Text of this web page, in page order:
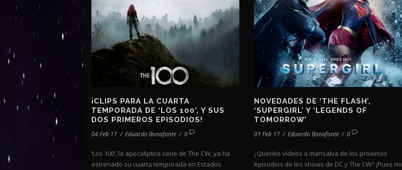
¡CLIPS PARA LA CUARTA
TEMPORADA DE ‘LOS 100’, Y SUS
DOS PRIMEROS EPISODIOS!
04 Feb 17 / Eduardo Bonafonte / 0
‘Los 100’, la apocalíptica serie de The CW, ya ha
estrenado su cuarta temporada en Estados
NOVEDADES DE ‘THE FLASH’,
‘SUPERGIRL’ Y ‘LEGENDS OF
TOMORROW’
01 Feb 17 / Eduardo Bonafonte / 0
¿Queréis vídeos a mansalva de los próximos
episodios de los shows de DC y The CW? ¡Pues no